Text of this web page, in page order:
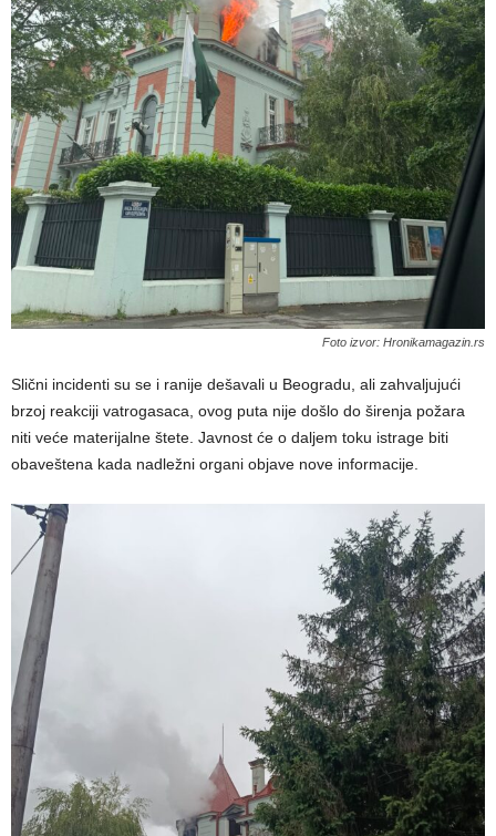
Foto izvor: Hronikamagazin.rs
Slični incidenti su se i ranije dešavali u Beogradu, ali zahvaljujući
brzoj reakciji vatrogasaca, ovog puta nije došlo do širenja požara
niti veće materijalne štete. Javnost će o daljem toku istrage biti
obaveštena kada nadležni organi objave nove informacije.